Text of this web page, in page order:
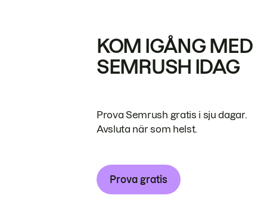
KOM IGÅNG MED
SEMRUSH IDAG
Prova Semrush gratis i sju dagar.
Avsluta när som helst.
Prova gratis